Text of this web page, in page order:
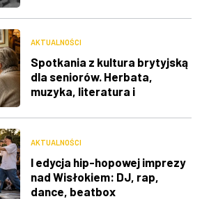
AKTUALNOŚCI
Spotkania z kultura brytyjską
dla seniorów. Herbata,
muzyka, literatura i
AKTUALNOŚCI
I edycja hip-hopowej imprezy
nad Wisłokiem: DJ, rap,
dance, beatbox